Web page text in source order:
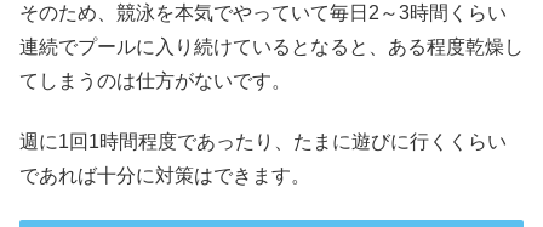
そのため、競泳を本気でやっていて毎日2～3時間くらい
連続でプールに入り続けているとなると、ある程度乾燥し
てしまうのは仕方がないです。
週に1回1時間程度であったり、たまに遊びに行くくらい
であれば十分に対策はできます。